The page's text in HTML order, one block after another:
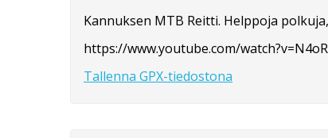
Kannuksen MTB Reitti. Helppoja
https://www.youtube.com/
Tallenna GPX-tiedostona